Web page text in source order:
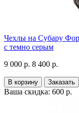
Чехлы на Субару
с темно серым
9 000 р. 8 400 р.
В корзину Заказать
Ваша скидка: 600 р.